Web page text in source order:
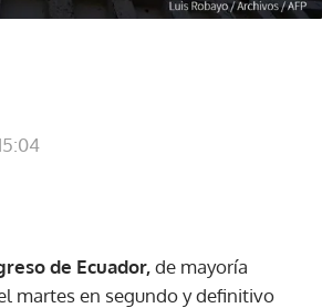
de Ecuador,de mayoría
martes en segundo y definitivo